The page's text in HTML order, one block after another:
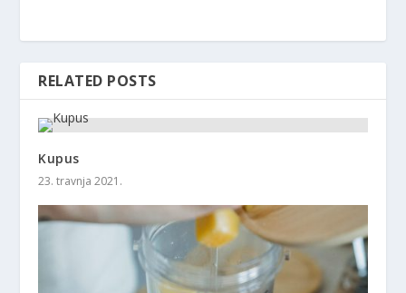
RELATED POSTS
Kupus
23. travnja 2021.